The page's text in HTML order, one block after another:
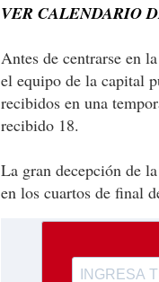
VER CALENDARIO
Antes de centrarse en
el equipo de la capital
recibidos en una
recibido 18.
La gran decepción de
en los cuartos de final